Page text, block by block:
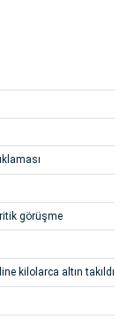
görüşme
kilolarca altın takıldı